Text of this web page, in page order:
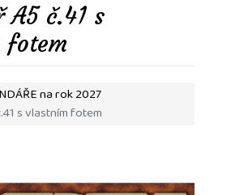
A5 č.41 s
fotem
na rok 2027
s vlastním fotem